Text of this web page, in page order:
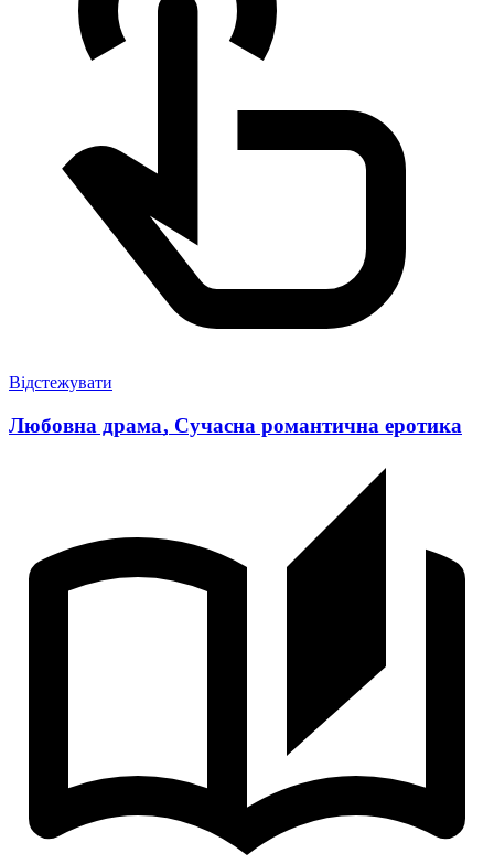
Відстежувати
Любовна драма, Сучасна романтична еротика